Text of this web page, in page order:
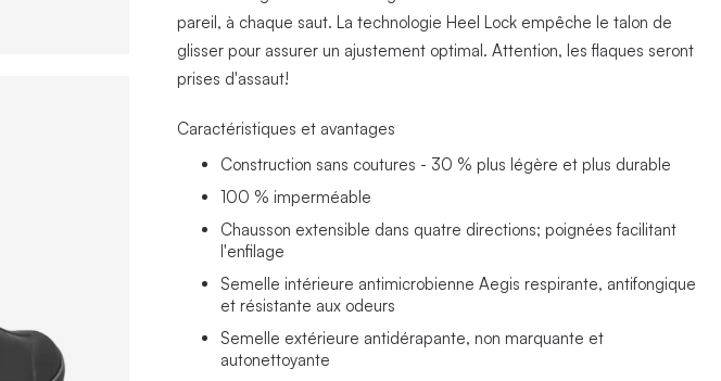
pareil, à chaque saut. La technologie Heel Lock empêche le talon de
glisser pour assurer un ajustement optimal. Attention, les flaques seront
prises d'assaut!
Caractéristiques et avantages
Construction sans coutures - 30 % plus légère et plus durable
100 % imperméable
Chausson extensible dans quatre directions; poignées facilitant
l'enfilage
Semelle intérieure antimicrobienne Aegis respirante, antifongique
et résistante aux odeurs
Semelle extérieure antidérapante, non marquante et
autonettoyante